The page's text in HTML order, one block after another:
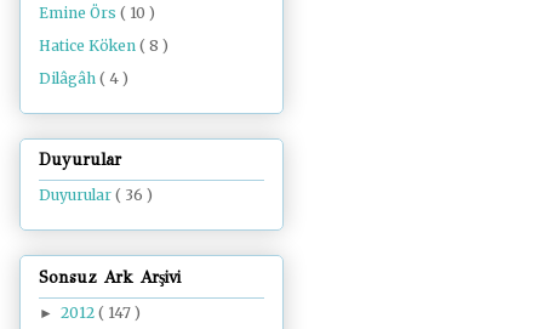
Emine Örs ( 10 )
Hatice Köken ( 8 )
Dilâgâh ( 4 )
Duyurular
Duyurular ( 36 )
Sonsuz Ark Arşivi
► 2012 ( 147 )